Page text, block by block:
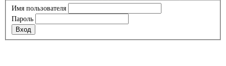
Имя пользователя
Пароль